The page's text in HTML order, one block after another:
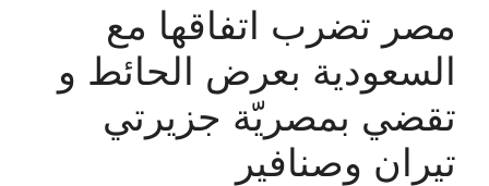
مصر تضرب اتفاقها مع
السعودية بعرض الحائط و
تقضي بمصريّة جزيرتي
تيران وصنافير